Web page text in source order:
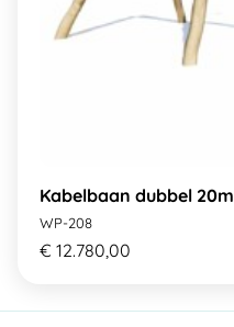
Kabelbaan dubbel 20m
WP-208
€ 12.780,00